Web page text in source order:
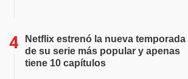
Netflix estrenó la nueva temporada
de su serie más popular y apenas
tiene 10 capítulos